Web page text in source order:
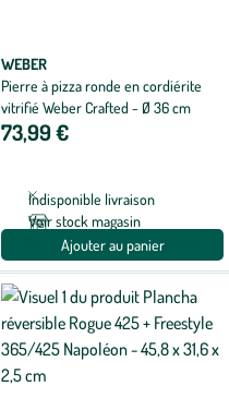
WEBER
Pierre à pizza ronde en cordiérite
vitrifié Weber Crafted - Ø 36 cm
73,99 €
Indisponible livraison
Voir stock magasin
Ajouter au panier